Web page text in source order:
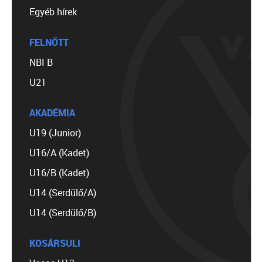
Egyéb hírek
FELNŐTT
NBI B
U21
AKADÉMIA
U19 (Junior)
U16/A (Kadet)
U16/B (Kadet)
U14 (Serdülő/A)
U14 (Serdülő/B)
KOSÁRSULI